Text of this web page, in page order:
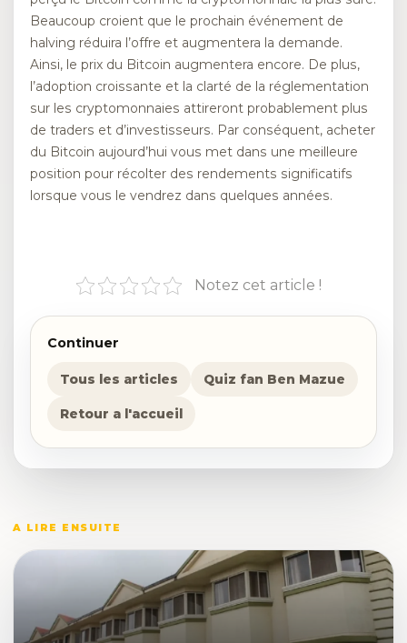
Beaucoup croient que le prochain événement de
halving réduira l’offre et augmentera la demande.
Ainsi, le prix du Bitcoin augmentera encore. De plus,
l’adoption croissante et la clarté de la réglementation
sur les cryptomonnaies attireront probablement plus
de traders et d’investisseurs. Par conséquent, acheter
du Bitcoin aujourd’hui vous met dans une meilleure
position pour récolter des rendements significatifs
lorsque vous le vendrez dans quelques années.
Notez cet article !
Continuer
Tous les articles Quiz fan Ben Mazue
Retour a l'accueil
A LIRE ENSUITE